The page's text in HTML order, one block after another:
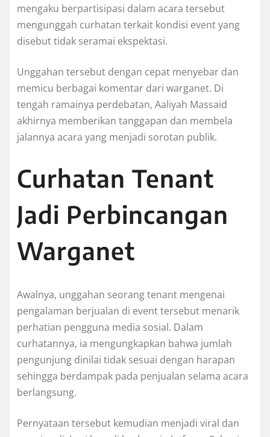
mengaku berpartisipasi dalam acara tersebut
mengunggah curhatan terkait kondisi event yang
disebut tidak seramai ekspektasi.
Unggahan tersebut dengan cepat menyebar dan
memicu berbagai komentar dari warganet. Di
tengah ramainya perdebatan, Aaliyah Massaid
akhirnya memberikan tanggapan dan membela
jalannya acara yang menjadi sorotan publik.
Curhatan Tenant
Jadi Perbincangan
Warganet
Awalnya, unggahan seorang tenant mengenai
pengalaman berjualan di event tersebut menarik
perhatian pengguna media sosial. Dalam
curhatannya, ia mengungkapkan bahwa jumlah
pengunjung dinilai tidak sesuai dengan harapan
sehingga berdampak pada penjualan selama acara
berlangsung.
Pernyataan tersebut kemudian menjadi viral dan